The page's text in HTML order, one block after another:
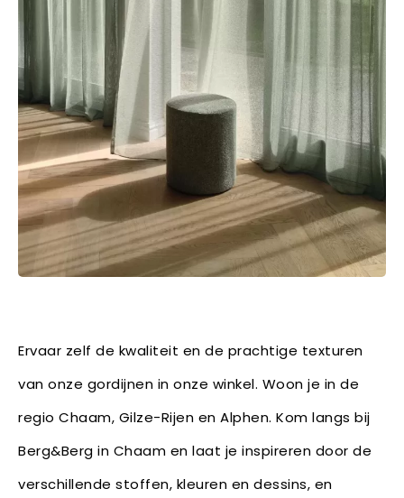
Ervaar zelf de kwaliteit en de prachtige texturen
van onze gordijnen in onze winkel. Woon je in de
regio Chaam, Gilze-Rijen en Alphen. Kom langs bij
Berg&Berg in Chaam en laat je inspireren door de
verschillende stoffen, kleuren en dessins, en